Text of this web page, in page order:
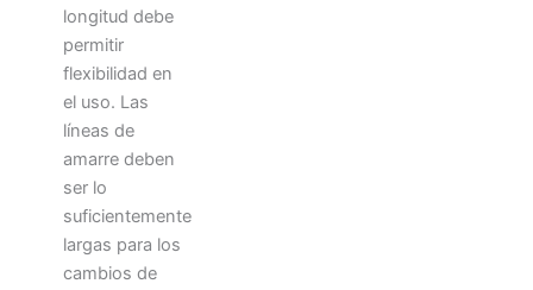
longitud debe
permitir
flexibilidad en
el uso. Las
líneas de
amarre deben
ser lo
suficientemente
largas para los
cambios de